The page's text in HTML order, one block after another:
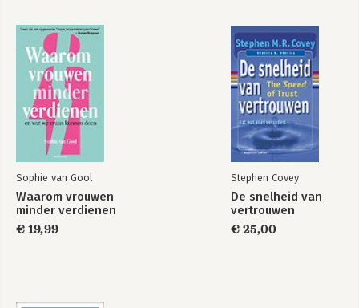
Sophie van Gool
Waarom vrouwen
minder verdienen
€ 19,99
Stephen Covey
De snelheid van
vertrouwen
€ 25,00